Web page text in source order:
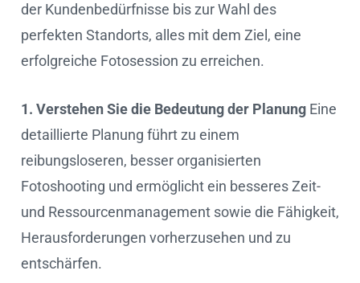
der Kundenbedürfnisse bis zur Wahl des
perfekten Standorts, alles mit dem Ziel, eine
erfolgreiche Fotosession zu erreichen.
1. Verstehen Sie die Bedeutung der Planung Eine
detaillierte Planung führt zu einem
reibungsloseren, besser organisierten
Fotoshooting und ermöglicht ein besseres Zeit-
und Ressourcenmanagement sowie die Fähigkeit,
Herausforderungen vorherzusehen und zu
entschärfen.